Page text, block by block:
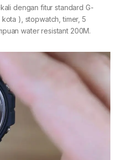
dengan fitur standard G-
), stopwatch, timer, 5
water resistant 200M.